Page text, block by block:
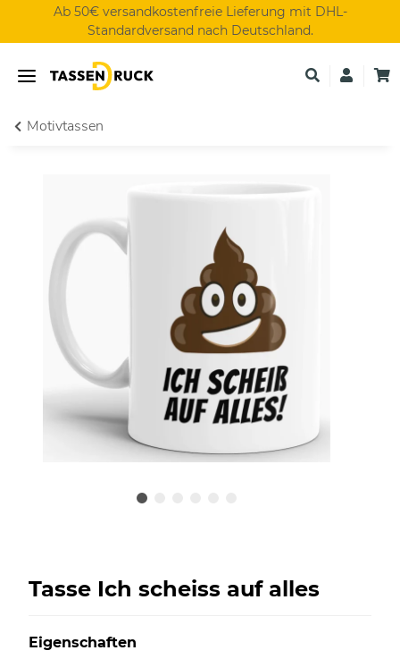
Ab 50€ versandkostenfreie Lieferung mit DHL-
Standardversand nach Deutschland.
Motivtassen
Tasse Ich scheiss auf alles
Eigenschaften